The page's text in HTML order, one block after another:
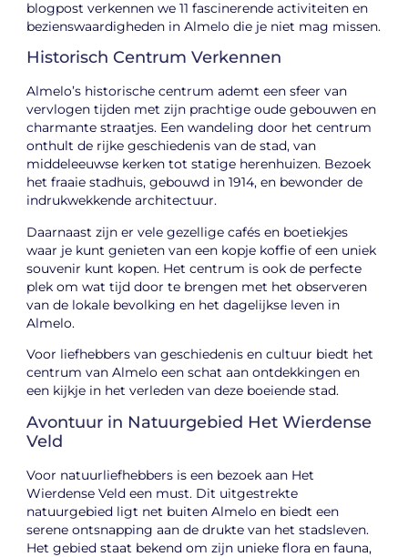
blogpost verkennen we 11 fascinerende activiteiten en
bezienswaardigheden in Almelo die je niet mag missen.
Historisch Centrum Verkennen
Almelo’s historische centrum ademt een sfeer van
vervlogen tijden met zijn prachtige oude gebouwen en
charmante straatjes. Een wandeling door het centrum
onthult de rijke geschiedenis van de stad, van
middeleeuwse kerken tot statige herenhuizen. Bezoek
het fraaie stadhuis, gebouwd in 1914, en bewonder de
indrukwekkende architectuur.
Daarnaast zijn er vele gezellige cafés en boetiekjes
waar je kunt genieten van een kopje koffie of een uniek
souvenir kunt kopen. Het centrum is ook de perfecte
plek om wat tijd door te brengen met het observeren
van de lokale bevolking en het dagelijkse leven in
Almelo.
Voor liefhebbers van geschiedenis en cultuur biedt het
centrum van Almelo een schat aan ontdekkingen en
een kijkje in het verleden van deze boeiende stad.
Avontuur in Natuurgebied Het Wierdense
Veld
Voor natuurliefhebbers is een bezoek aan Het
Wierdense Veld een must. Dit uitgestrekte
natuurgebied ligt net buiten Almelo en biedt een
serene ontsnapping aan de drukte van het stadsleven.
Het gebied staat bekend om zijn unieke flora en fauna,